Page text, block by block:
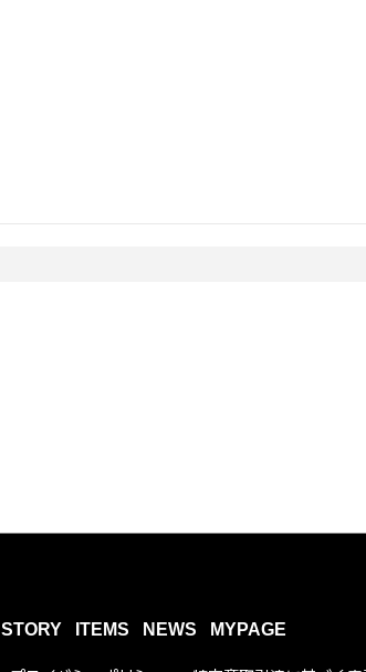
STORY ITEMS NEWS MYPAGE